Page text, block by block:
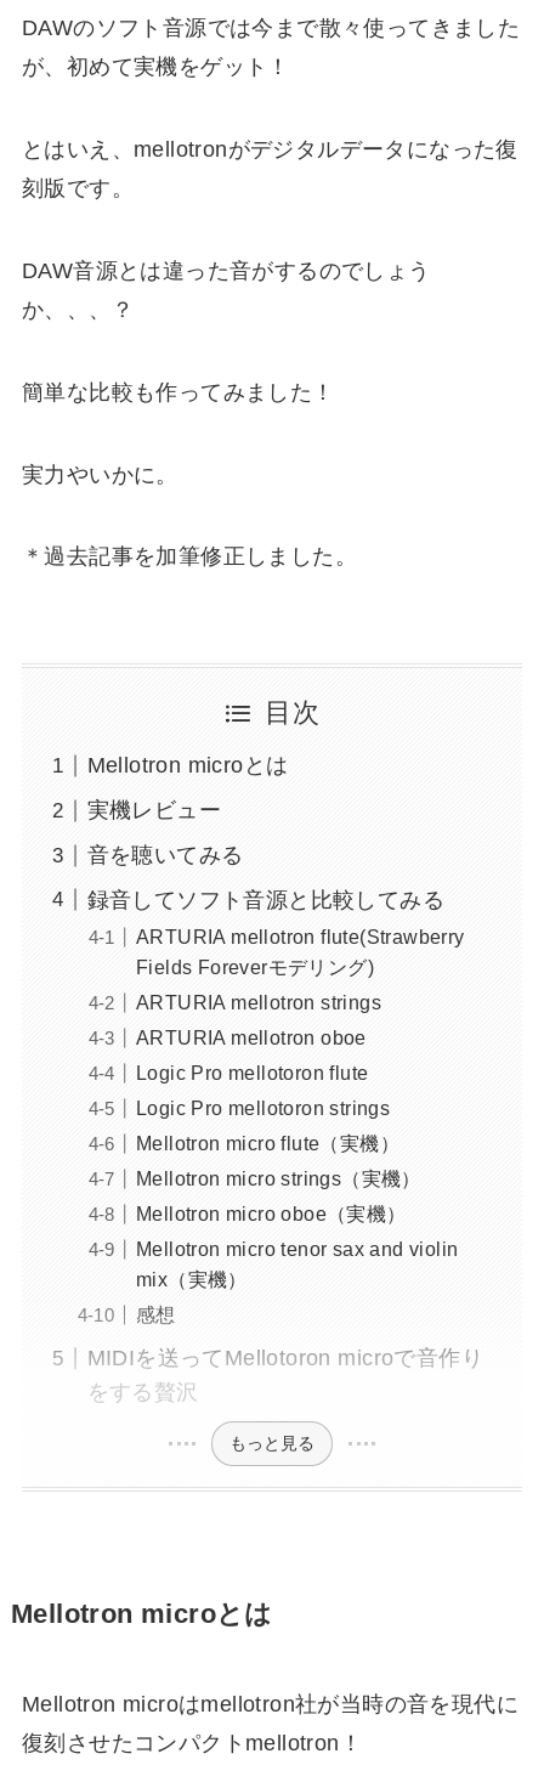
DAWのソフト音源では今まで散々使ってきました
が、初めて実機をゲット！
とはいえ、mellotronがデジタルデータになった復
刻版です。
DAW音源とは違った音がするのでしょう
か、、、？
簡単な比較も作ってみました！
実力やいかに。
＊過去記事を加筆修正しました。
目次
Mellotron microとは
実機レビュー
音を聴いてみる
録音してソフト音源と比較してみる
ARTURIA mellotron flute(Strawberry
Fields Foreverモデリング)
ARTURIA mellotron strings
ARTURIA mellotron oboe
Logic Pro mellotoron flute
Logic Pro mellotoron strings
Mellotron micro flute（実機）
Mellotron micro strings（実機）
Mellotron micro oboe（実機）
Mellotron micro tenor sax and violin
mix（実機）
感想
MIDIを送ってMellotoron microで音作り
をする贅沢
もっと見る
Mellotron microとは
Mellotron microはmellotron社が当時の音を現代に
復刻させたコンパクトmellotron！